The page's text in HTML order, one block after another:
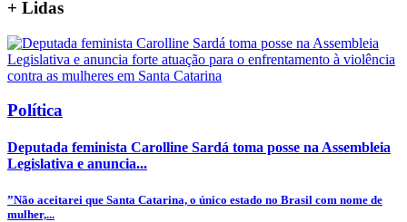
+ Lidas
Política
Deputada feminista Carolline Sardá toma posse na Assembleia
Legislativa e anuncia...
”Não aceitarei que Santa Catarina, o único estado no Brasil com nome de
mulher,...